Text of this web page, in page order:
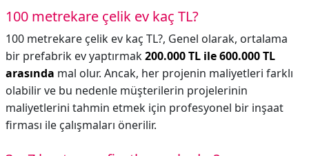
100 metrekare çelik ev kaç TL?
100 metrekare çelik ev kaç TL?, Genel olarak, ortalama
bir prefabrik ev yaptırmak200.000 TL ile 600.000 TL
arasında mal olur. Ancak, her projenin maliyetleri farklı
olabilir ve bu nedenle müşterilerin projelerinin
maliyetlerini tahmin etmek için profesyonel bir inşaat
firması ile çalışmaları önerilir.